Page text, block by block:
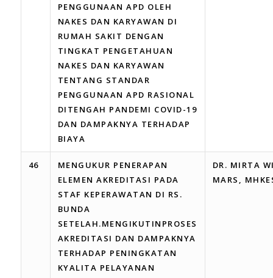
PENGGUNAAN APD OLEH
NAKES DAN KARYAWAN DI
RUMAH SAKIT DENGAN
TINGKAT PENGETAHUAN
NAKES DAN KARYAWAN
TENTANG STANDAR
PENGGUNAAN APD RASIONAL
DITENGAH PANDEMI COVID-19
DAN DAMPAKNYA TERHADAP
BIAYA
46
MENGUKUR PENERAPAN
ELEMEN AKREDITASI PADA
STAF KEPERAWATAN DI RS.
BUNDA
SETELAH.MENGIKUTINPROSES
AKREDITASI DAN DAMPAKNYA
TERHADAP PENINGKATAN
KYALITA PELAYANAN
DR. MIRTA
MARS,